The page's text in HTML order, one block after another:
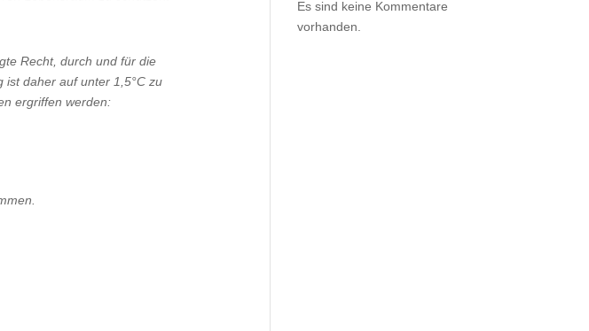
Recht, durch und für die
ist daher auf unter 1,5°C zu
ergriffen werden:
Es sind keine Kommentare
vorhanden.